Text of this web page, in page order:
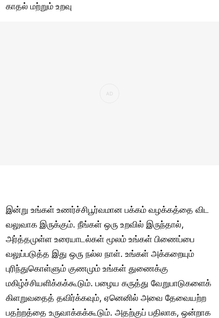
காதல் மற்றும் உறவு
இன்று உங்கள் உணர்ச்சிபூர்வமான பக்கம் வழக்கத்தை விட
வலுவாக இருக்கும். நீங்கள் ஒரு உறவில் இருந்தால்,
அர்த்தமுள்ள உரையாடல்கள் மூலம் உங்கள் பிணைப்பை
வலுப்படுத்த இது ஒரு நல்ல நாள். உங்கள் அக்கறையும்
புரிந்துகொள்ளும் குணமும் உங்கள் துணைக்கு
மகிழ்ச்சியளிக்கக்கூடும். பழைய கருத்து வேறுபாடுகளைக்
கிளறுவதைத் தவிர்க்கவும், ஏனெனில் அவை தேவையற்ற
பதற்றத்தை உருவாக்கக்கூடும். அதற்குப் பதிலாக, ஒன்றாக